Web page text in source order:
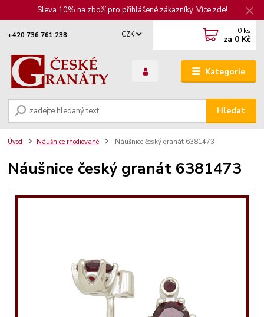
Sleva 10% na zboží pro přihlášené zákazníky. Více zde!
Kategorie
CZK
Hledat
+420 736 761 238 0 ks
za 0 Kč
Úvod Náušnice rhodiované Náušnice český granát 6381473
Náušnice český granát 6381473